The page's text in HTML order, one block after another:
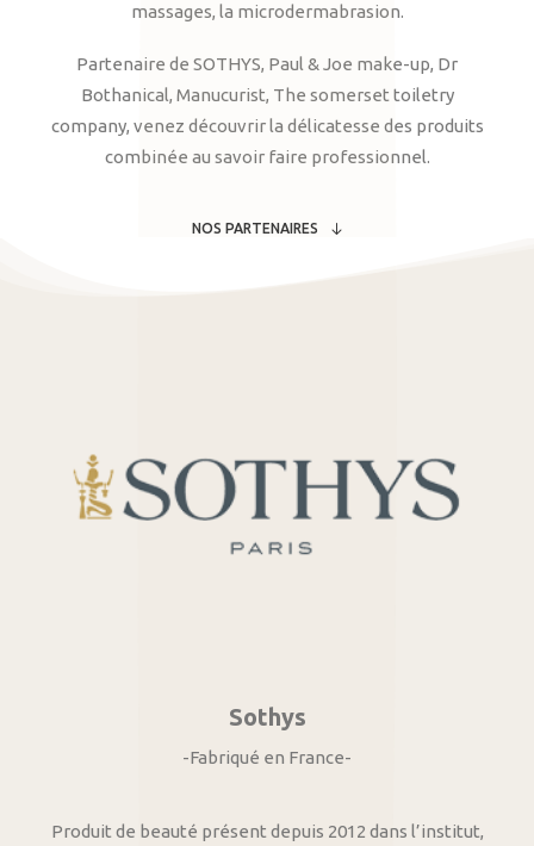
massages, la microdermabrasion.
Partenaire de SOTHYS, Paul & Joe make-up, Dr
Bothanical, Manucurist, The somerset toiletry
company, venez découvrir la délicatesse des produits
combinée au savoir faire professionnel.
NOS PARTENAIRES
Sothys
-Fabriqué en France-
Produit de beauté présent depuis 2012 dans l’institut,